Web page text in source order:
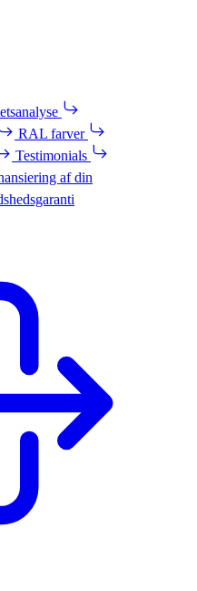
RAL farver
Testimonials
af din